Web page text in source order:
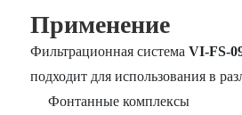
Применение
Фильтрационная системаVI-FS-
подходит для использования в
Фонтанные комплексы